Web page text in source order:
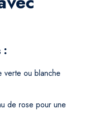
:
verte ou blanche
de rose pour une